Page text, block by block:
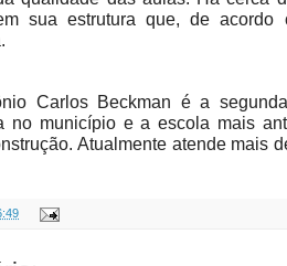
sua estrutura que, de acordo
Carlos Beckman é a
no município e a escola mais
Atualmente atende mais